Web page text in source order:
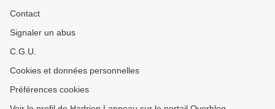
Contact
Signaler un abus
C.G.U.
Cookies et données personnelles
Préférences cookies